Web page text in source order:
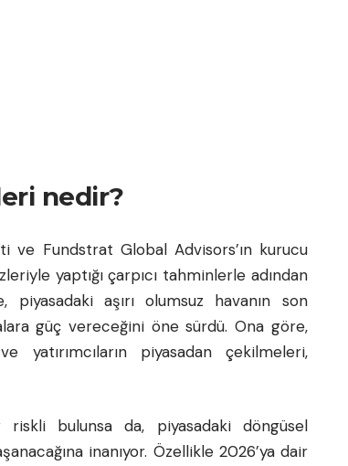
nedir?
Fundstrat Global Advisors’ın kurucu
yaptığı çarpıcı tahminlerle adından
aşırı olumsuz havanın son
güç vereceğini öne sürdü. Ona göre,
yatırımcıların piyasadan çekilmeleri,
riskli bulunsa da, piyasadaki döngüsel
inanıyor. Özellikle 2026’ya dair